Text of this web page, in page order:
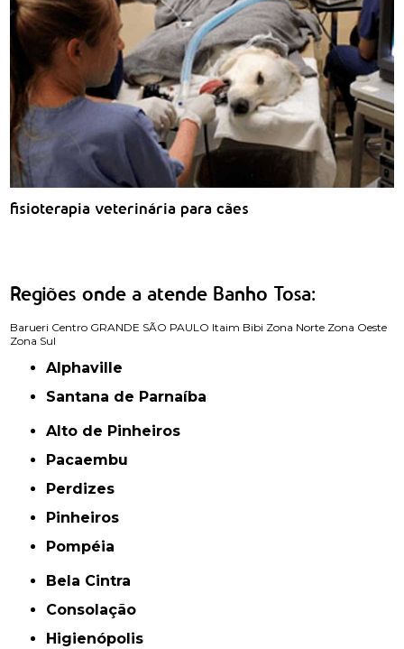
fisioterapia veterinária para cães
Regiões onde a atende Banho Tosa:
Barueri Centro GRANDE SÃO PAULO Itaim Bibi Zona Norte Zona Oeste
Zona Sul
Alphaville
Santana de Parnaíba
Alto de Pinheiros
Pacaembu
Perdizes
Pinheiros
Pompéia
Bela Cintra
Consolação
Higienópolis